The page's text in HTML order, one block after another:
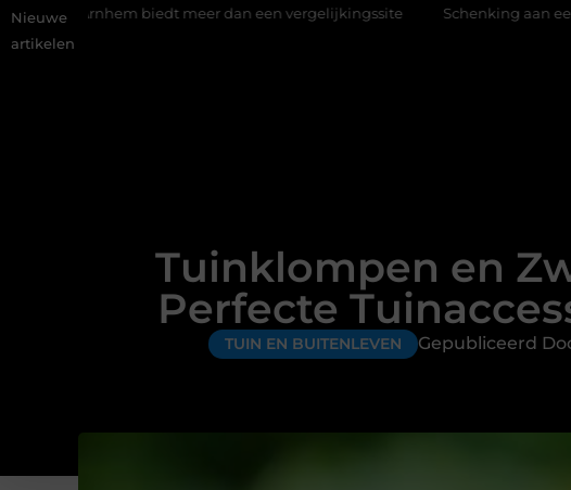
Nieuwe
artikelen
biedt meer dan een vergelijkingssite Schenking aan een goed doel:
Tuinklompen en
Perfecte
TUIN EN BUITENLEVEN Gepubliceerd